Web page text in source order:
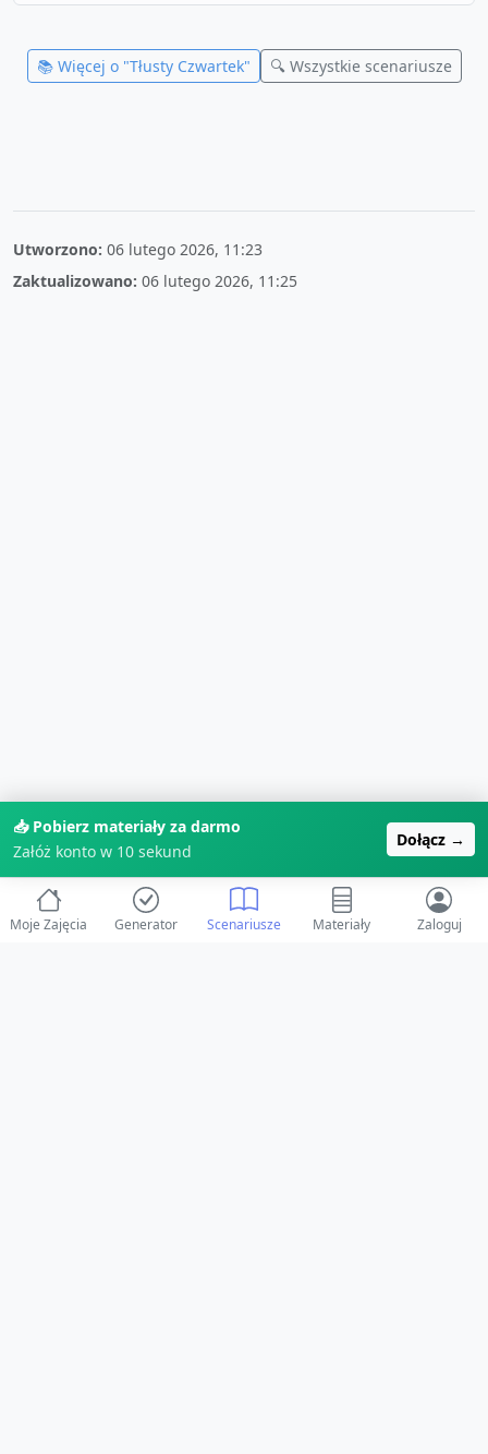
📚 Więcej o "Tłusty Czwartek" 🔍 Wszystkie scenariusze
Utworzono: 06 lutego 2026, 11:23
Zaktualizowano: 06 lutego 2026, 11:25
📥 Pobierz materiały za darmo
Załóż konto w 10 sekund
Dołącz →
Moje Zajęcia Generator Scenariusze Materiały Zaloguj